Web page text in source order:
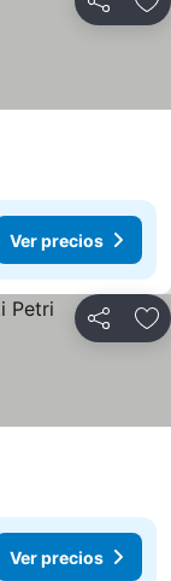
Compartir
Ver precios
Compartir
Ver precios